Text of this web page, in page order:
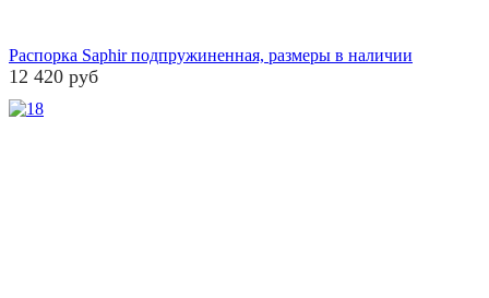
Распорка Saphir подпружиненная, размеры в наличии
12 420 руб